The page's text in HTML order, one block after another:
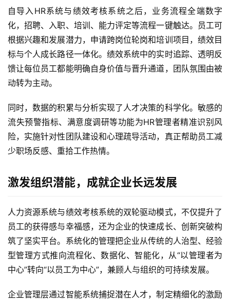
自导入HR系统与绩效考核系统之后，业务流程全端数字
化，招聘、入职、培训、能力评定等流程一键触达。员工可
根据兴趣和发展潜力，申请跨岗位轮岗和培训项目，绩效目
标与个人成长路径一体化。绩效系统中的实时追踪、透明反
馈让每位员工都能明确自身价值与晋升通道，团队氛围由被
动转为主动。
同时，数据的积累与分析实现了人才决策的科学化。敏感的
流失预警指标、满意度调研等功能为HR管理者精准识别风
险，实施针对性团队建设和心理疏导活动，真正帮助员工减
少职场反感、重拾工作热情。
激发组织潜能，成就企业长远发展
人力资源系统与绩效考核系统的双轮驱动模式，不仅提升了
员工的获得感与幸福感，还为企业的快速成长、创新突破构
筑了坚实平台。系统化的管理把企业从传统的人治型、经验
型管理方式推向流程化、数据化、智能化，从“以管理者为
中心”转向“以员工为中心”，兼顾人与组织的可持续发展。
企业管理层通过智能系统捕捉潜在人才，制定精细化的激励